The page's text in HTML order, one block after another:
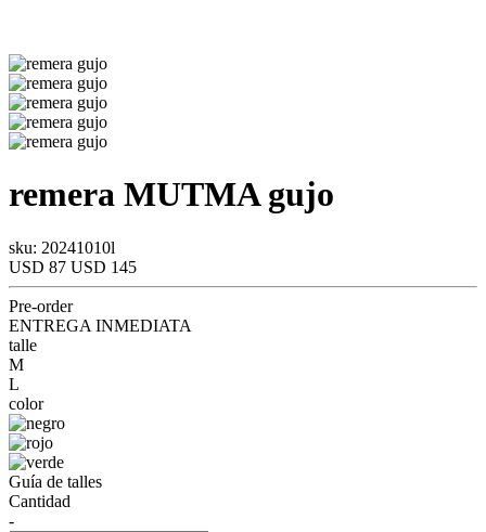
remera MUTMAgujo
sku: 20241010l
USD 87 USD 145
Pre-order
ENTREGA INMEDIATA
talle
M
L
color
Guía de talles
Cantidad
-